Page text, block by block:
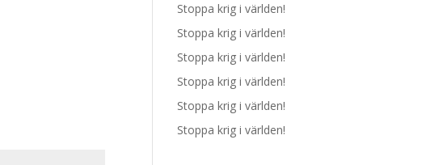
Stoppa krig i världen!
Stoppa krig i världen!
Stoppa krig i världen!
Stoppa krig i världen!
Stoppa krig i världen!
Stoppa krig i världen!